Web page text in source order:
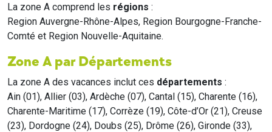
La zone A comprend les régions :
Region Auvergne-Rhône-Alpes, Region Bourgogne-Franche-
Comté et Region Nouvelle-Aquitaine.
Zone A par Départements
La zone A des vacances inclut ces départements :
Ain (01), Allier (03), Ardèche (07), Cantal (15), Charente (16),
Charente-Maritime (17), Corrèze (19), Côte-d’Or (21), Creuse
(23), Dordogne (24), Doubs (25), Drôme (26), Gironde (33),